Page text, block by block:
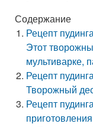
Содержание
Рецепт
Этот
мультиварке,
Рецепт
Творожный
Рецепт
приготовления